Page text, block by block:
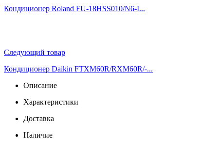
Кондиционер Roland FU-18HSS010/N6-I...
Следующий товар
Кондиционер Daikin FTXM60R/RXM60R/-...
Описание
Характеристики
Доставка
Наличие